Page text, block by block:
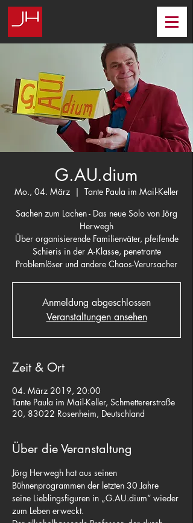
G.AU.dium
Mo., 04. März
  |
Tante Paula im Mail-Keller
Sachen zum Lachen - Das neue Solo von Jörg
Herwegh
Über organisierende Familienväter, pfeifende
Schieris in der A-Klasse, penetrante
Problemlöser und andere Chaos-Verursacher
Anmeldung abgeschlossen
Veranstaltungen ansehen
Zeit & Ort
04. März 2019, 20:00
Tante Paula im Mail-Keller, Schmettererstraße
20, 83022 Rosenheim, Deutschland
Über die Veranstaltung
Jörg Herwegh hat aus seinen
Bühnenprogrammen der letzten 30 Jahre
seine Lieblingsfiguren in „G.AU.dium“ wieder
zum Leben erweckt.